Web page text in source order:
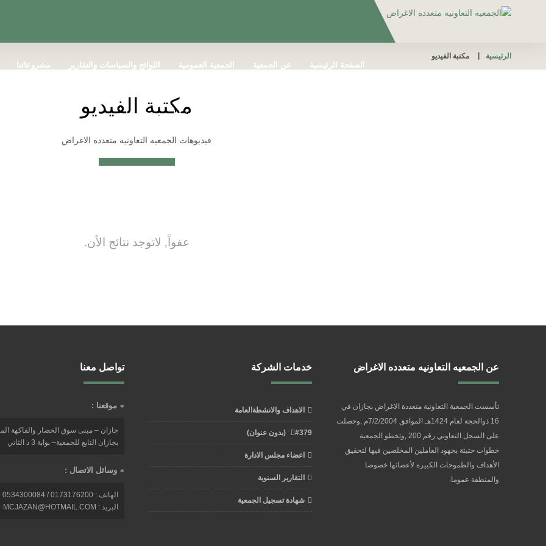
الصفحة الرئيسية عن الجمعية الجمعية العمومية اللوائح والسياسات والتقارير مشروعاتنا
إستبيان قياس مدى الرضا
الرئيسية مكتبة الفيديو
مكتبة الفيديو
فيديوهات الجمعيه التعاونيه متعدده الاغراض
عفواً, لاتوجد نتائج الأن.
عن الجمعيه التعاونيه متعدده الاغراض
تأسست الجمعية التعاونية متعددة الاغراض بجازان في
16 ذوالحجة لعام 1424هـ الموافق 7/2/2004م ,وحصلت
على السجل التعاوني رقم 200 ,وتخطو الجمعية
خطوات حثيثة بجهود العاملين المخلصين فيها لتحقيق
الأهداف والطموحات الكبيرة لأعضائها خصوصا
والمنطقة عموما.
خدمات الشركة
الاهداف والانشطةالعامة
#379 (بدون عنوان)
اعضاء مجلس الادارة
التقارير السنوية
شهادة تسجيل الجمعية
تواصل معنا
موقعنا :
جازان – مبنى سوق الخضار والفاكهة
بجازان التابع للجمعية– بوابة 3 د الثاني
وسائل الاتصال :
الهاتف : 0173176200 / 0534300084
البريد : MCJAZAN@HOTMAIL.COM